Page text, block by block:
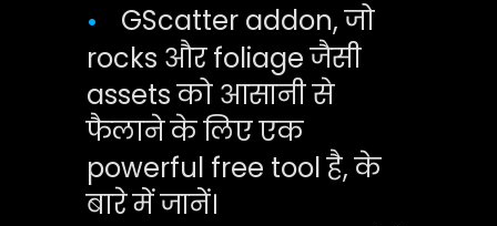
•
GScatter addon, जो
rocks और foliage जैसी
assets को आसानी से
फैलाने के लिए एक
powerful free tool है, के
बारे में जानें।